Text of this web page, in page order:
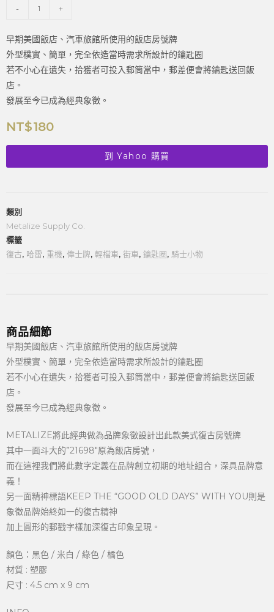
- +
早期美國飯店、汽車旅館所使用的飯店房號牌
外型樸實、簡單，完全依造當時需求所設計的鑰匙圈
若不小心在遺失，拾獲者可投入郵筒當中，郵差便會將鑰匙送回飯
店。
發展至今已成為經典象徵。
NT$180
到 Yahoo 購買
類別
Metalize Supply Co.
標籤
復古, 哈雷, 重機, 偉士牌, 輕檔車, 街車, 鑰匙圈, 騎士小物
商品細節
早期美國飯店、汽車旅館所使用的飯店房號牌
外型樸實、簡單，完全依造當時需求所設計的鑰匙圈
若不小心在遺失，拾獲者可投入郵筒當中，郵差便會將鑰匙送回飯
店。
發展至今已成為經典象徵。
METALIZE將此經典做為品牌象徵設計出此款美式復古房號牌
其中一面斗大的”21698″原為飯店房號，
而在這裡我們將此數字定義在品牌創立初期的地址組合，深具品牌意
義！
另一面精神標語KEEP THE “GOOD OLD DAYS” WITH YOU則是
象徵品牌始終如一的復古精神
加上圓形的郵戳字樣加深復古印象呈現。
顏色：黑色 / 米白 / 綠色 / 橘色
材質 : 塑膠
尺寸 : 4.5 cm x 9 cm